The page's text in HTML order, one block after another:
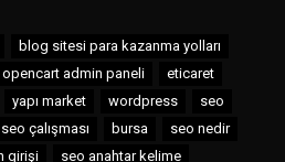
blog sitesi para kazanma yolları
opencart admin paneli
eticaret
yapı market wordpress
seo
seo çalışması bursa
seo nedir
girişi
seo anahtar kelime